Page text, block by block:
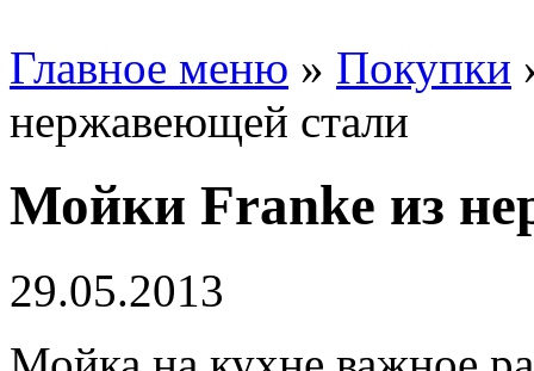
Главное меню » Покупки
нержавеющей стали
Мойки Franke из
29.05.2013